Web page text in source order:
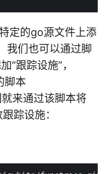
定的go源文件上添
我们也可以通过脚
“跟踪设施”，
脚本
来通过该脚本将
踪设施：